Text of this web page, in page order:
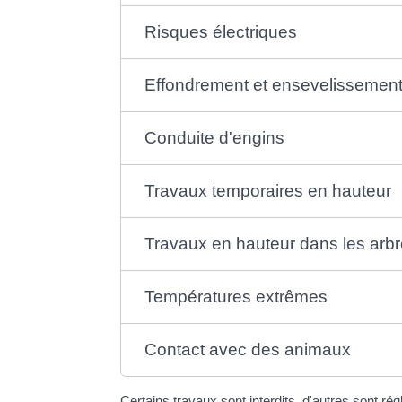
Risques électriques
Effondrement et ensevelissement
Conduite d'engins
Travaux temporaires en hauteur
Travaux en hauteur dans les
Températures extrêmes
Contact avec des animaux